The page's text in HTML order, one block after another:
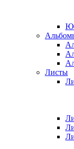
Листы